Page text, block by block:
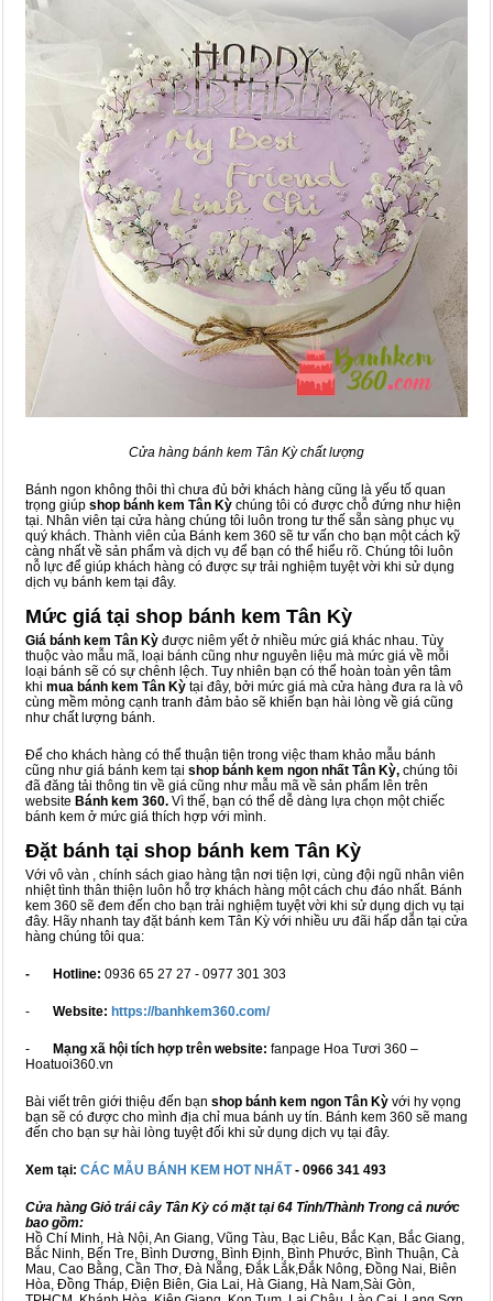
Cửa hàng bánh kem Tân Kỳ chất lượng
Bánh ngon không thôi thì chưa đủ bởi khách hàng cũng là yếu tố quan
trọng giúp shop bánh kem Tân Kỳ chúng tôi có được chỗ đứng như hiện
tại. Nhân viên tại cửa hàng chúng tôi luôn trong tư thế sẵn sàng phục vụ
quý khách. Thành viên của Bánh kem 360 sẽ tư vấn cho bạn một cách kỹ
càng nhất về sản phẩm và dịch vụ để bạn có thể hiểu rõ. Chúng tôi luôn
nỗ lực để giúp khách hàng có được sự trải nghiệm tuyệt vời khi sử dụng
dịch vụ bánh kem tại đây.
Mức giá tại shop bánh kem Tân Kỳ
Giá bánh kem Tân Kỳ được niêm yết ở nhiều mức giá khác nhau. Tùy
thuộc vào mẫu mã, loại bánh cũng như nguyên liệu mà mức giá về mỗi
loại bánh sẽ có sự chênh lệch. Tuy nhiên bạn có thể hoàn toàn yên tâm
khi mua bánh kem Tân Kỳ tại đây, bởi mức giá mà cửa hàng đưa ra là vô
cùng mềm mỏng cạnh tranh đảm bảo sẽ khiến bạn hài lòng về giá cũng
như chất lượng bánh.
Để cho khách hàng có thể thuận tiện trong việc tham khảo mẫu bánh
cũng như giá bánh kem tại shop bánh kem ngon nhất Tân Kỳ, chúng tôi
đã đăng tải thông tin về giá cũng như mẫu mã về sản phẩm lên trên
website Bánh kem 360. Vì thế, bạn có thể dễ dàng lựa chọn một chiếc
bánh kem ở mức giá thích hợp với mình.
Đặt bánh tại shop bánh kem Tân Kỳ
Với vô vàn , chính sách giao hàng tận nơi tiện lợi, cùng đội ngũ nhân viên
nhiệt tình thân thiện luôn hỗ trợ khách hàng một cách chu đáo nhất. Bánh
kem 360 sẽ đem đến cho bạn trải nghiệm tuyệt vời khi sử dụng dịch vụ tại
đây. Hãy nhanh tay đặt bánh kem Tân Kỳ với nhiều ưu đãi hấp dẫn tại cửa
hàng chúng tôi qua:
- Hotline: 0936 65 27 27 - 0977 301 303
- Website: https://banhkem360.com/
- Mạng xã hội tích hợp trên website: fanpage Hoa Tươi 360 –
Hoatuoi360.vn
Bài viết trên giới thiệu đến bạn shop bánh kem ngon Tân Kỳ với hy vọng
bạn sẽ có được cho mình địa chỉ mua bánh uy tín. Bánh kem 360 sẽ mang
đến cho bạn sự hài lòng tuyệt đối khi sử dụng dịch vụ tại đây.
Xem tại: CÁC MẪU BÁNH KEM HOT NHẤT- 0966 341 493
Cửa hàng Giỏ trái cây Tân Kỳ có mặt tại 64 Tỉnh/Thành Trong cả nước
bao gồm:
Hồ Chí Minh, Hà Nội, An Giang, Vũng Tàu, Bạc Liêu, Bắc Kạn, Bắc Giang,
Bắc Ninh, Bến Tre, Bình Dương, Bình Định, Bình Phước, Bình Thuận, Cà
Mau, Cao Bằng, Cần Thơ, Đà Nẵng, Đắk Lắk,Đắk Nông, Đồng Nai, Biên
Hòa, Đồng Tháp, Điện Biên, Gia Lai, Hà Giang, Hà Nam,Sài Gòn,